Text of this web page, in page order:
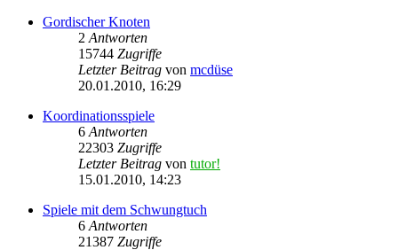
Gordischer Knoten
2 Antworten
15744 Zugriffe
Letzter Beitrag von mcdüse
20.01.2010, 16:29
Koordinationsspiele
6 Antworten
22303 Zugriffe
Letzter Beitrag von tutor!
15.01.2010, 14:23
Spiele mit dem Schwungtuch
6 Antworten
21387 Zugriffe